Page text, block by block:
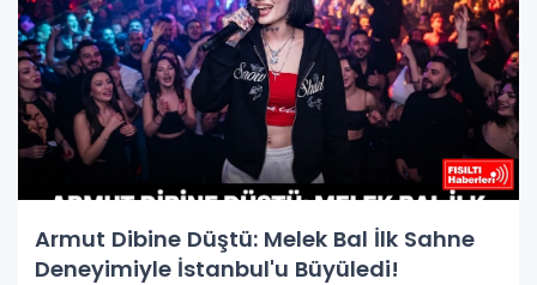
Armut Dibine Düştü: Melek Bal İlk Sahne
Deneyimiyle İstanbul'u Büyüledi!